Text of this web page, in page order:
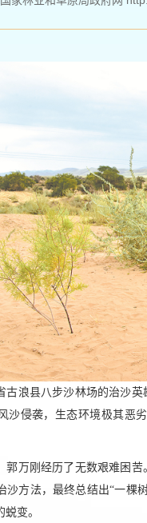
古浪县八步沙林场的治沙
沙侵袭，生态环境极其恶
郭万刚经历了无数艰难困
沙方法，最终总结出“一棵
变。